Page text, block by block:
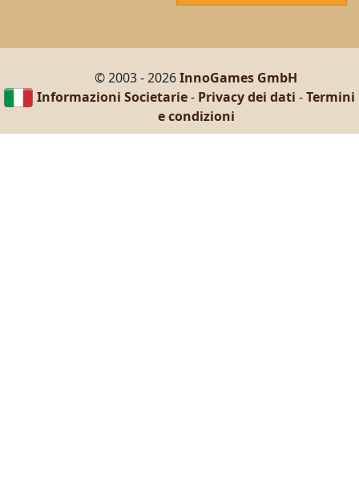
© 2003 - 2026InnoGames GmbH
Informazioni Societarie- Privacy dei dati -Termini
e condizioni